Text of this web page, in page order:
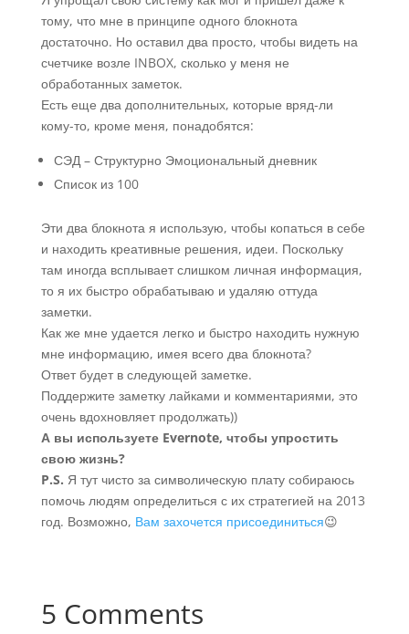
тому, что мне в принципе одного блокнота
достаточно. Но оставил два просто, чтобы видеть на
счетчике возле INBOX, сколько у меня не
обработанных заметок.
Есть еще два дополнительных, которые вряд-ли
кому-то, кроме меня, понадобятся:
СЭД – Структурно Эмоциональный дневник
Список из 100
Эти два блокнота я использую, чтобы копаться в себе
и находить креативные решения, идеи. Поскольку
там иногда всплывает слишком личная информация,
то я их быстро обрабатываю и удаляю оттуда
заметки.
Как же мне удается легко и быстро находить нужную
мне информацию, имея всего два блокнота?
Ответ будет в следующей заметке.
Поддержите заметку лайками и комментариями, это
очень вдохновляет продолжать))
А вы используете Evernote, чтобы упростить
свою жизнь?
P.S. Я тут чисто за символическую плату собираюсь
помочь людям определиться с их стратегией на 2013
год. Возможно, Вам захочется присоединиться😉
5 Comments